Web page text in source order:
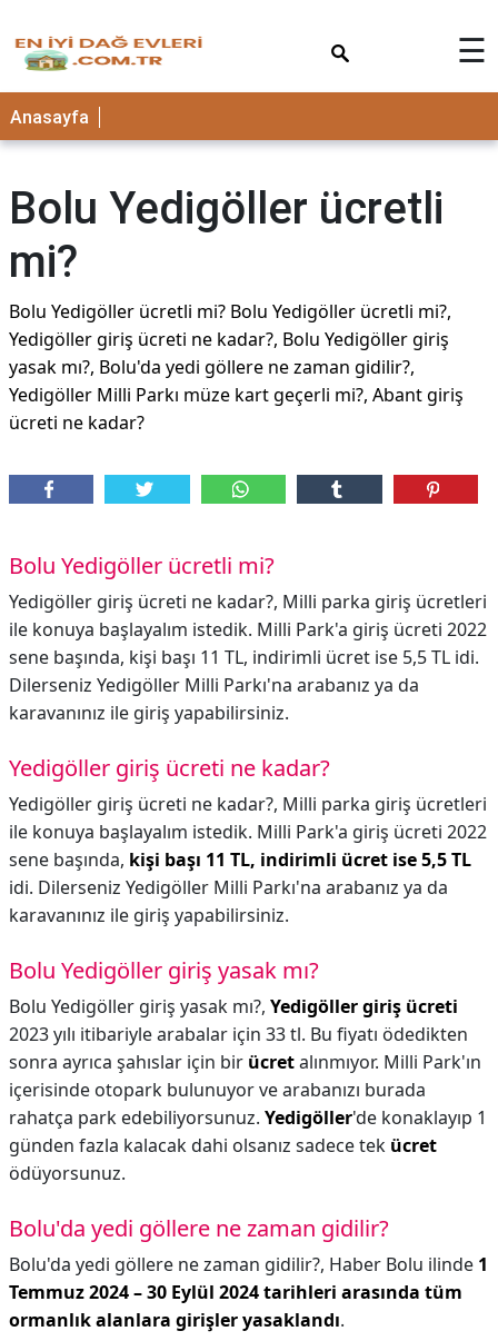
☰
Anasayfa
Bolu Yedigöller ücretli
mi?
Bolu Yedigöller ücretli mi? Bolu Yedigöller ücretli mi?,
Yedigöller giriş ücreti ne kadar?, Bolu Yedigöller giriş
yasak mı?, Bolu'da yedi göllere ne zaman gidilir?,
Yedigöller Milli Parkı müze kart geçerli mi?, Abant giriş
ücreti ne kadar?
Bolu Yedigöller ücretli mi?
Yedigöller giriş ücreti ne kadar?, Milli parka giriş ücretleri
ile konuya başlayalım istedik. Milli Park'a giriş ücreti 2022
sene başında, kişi başı 11 TL, indirimli ücret ise 5,5 TL idi.
Dilerseniz Yedigöller Milli Parkı'na arabanız ya da
karavanınız ile giriş yapabilirsiniz.
Yedigöller giriş ücreti ne kadar?
Yedigöller giriş ücreti ne kadar?, Milli parka giriş ücretleri
ile konuya başlayalım istedik. Milli Park'a giriş ücreti 2022
sene başında, kişi başı 11 TL, indirimli ücret ise 5,5 TL
idi. Dilerseniz Yedigöller Milli Parkı'na arabanız ya da
karavanınız ile giriş yapabilirsiniz.
Bolu Yedigöller giriş yasak mı?
Bolu Yedigöller giriş yasak mı?, Yedigöller giriş ücreti
2023 yılı itibariyle arabalar için 33 tl. Bu fiyatı ödedikten
sonra ayrıca şahıslar için bir ücretalınmıyor. Milli Park'ın
içerisinde otopark bulunuyor ve arabanızı burada
rahatça park edebiliyorsunuz. Yedigöller'de konaklayıp 1
günden fazla kalacak dahi olsanız sadece tek ücret
ödüyorsunuz.
Bolu'da yedi göllere ne zaman gidilir?
Bolu'da yedi göllere ne zaman gidilir?, Haber Bolu ilinde 1
Temmuz 2024 – 30 Eylül 2024 tarihleri arasında tüm
ormanlık alanlara girişler yasaklandı.